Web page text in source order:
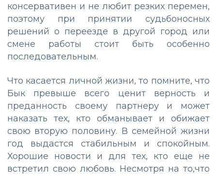
консервативен и не любит резких перемен,
поэтому при принятии судьбоносных
решений о переезде в другой город или
смене работы стоит быть особенно
последовательным.
Что касается личной жизни, то помните, что
Бык превыше всего ценит верность и
преданность своему партнеру и может
наказать тех, кто обманывает и обижает
свою вторую половину. В семейной жизни
год выдастся стабильным и спокойным.
Хорошие новости и для тех, кто еще не
встретил свою любовь. Несмотря на то,что